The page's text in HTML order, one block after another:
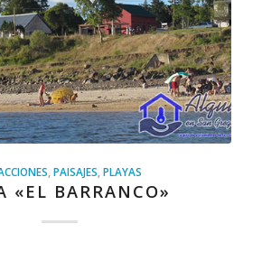
,PAISAJES ,PLAYAS
«EL BARRANCO»